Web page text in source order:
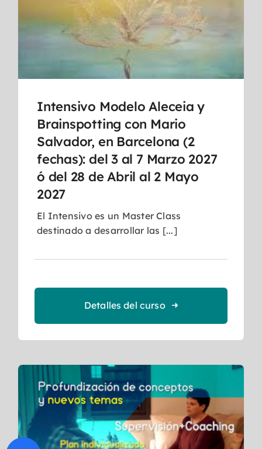
Intensivo Modelo Aleceia y
Brainspotting con Mario
Salvador, en Barcelona (2
fechas): del 3 al 7 Marzo 2027
ó del 28 de Abril al 2 Mayo
2027
El Intensivo es un Master Class
destinado a desarrollar las [...]
Detalles del curso